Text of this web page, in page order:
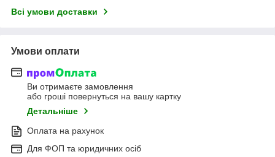
Всі умови доставки
Умови оплати
Ви отримаєте замовлення
або гроші повернуться на вашу картку
Детальніше
Оплата на рахунок
Для ФОП та юридичних осіб